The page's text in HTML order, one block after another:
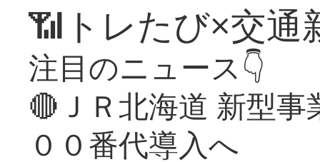
📶トレたび×交通
注目のニュース👇
🔴ＪＲ北海道 新型
００番代導入へ